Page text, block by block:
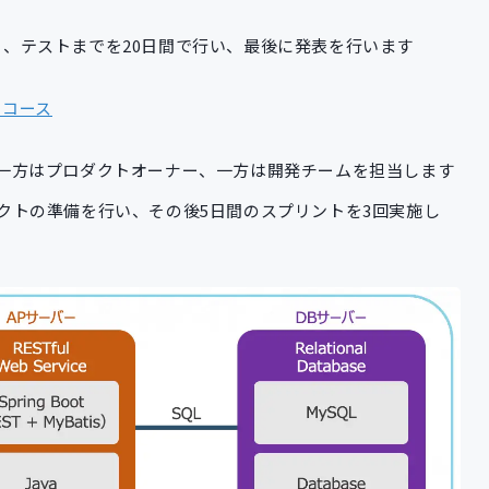
テストまでを20日間で行い、最後に発表を行います
ース
はプロダクトオーナー、一方は開発チームを担当します
の準備を行い、その後5日間のスプリントを3回実施し